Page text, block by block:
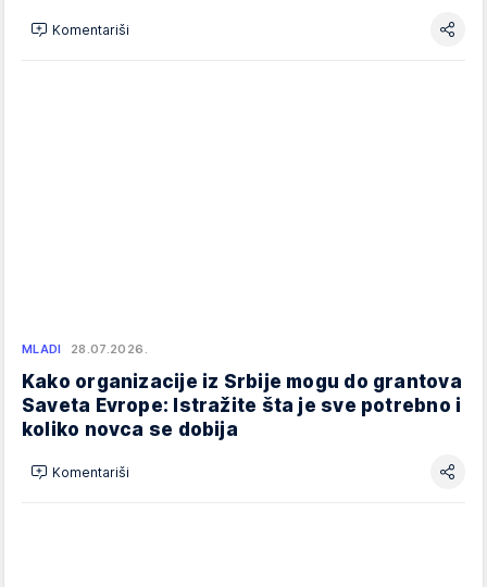
Komentariši
MLADI 28.07.2026.
Kako organizacije iz Srbije mogu do grantova
Saveta Evrope: Istražite šta je sve potrebno i
koliko novca se dobija
Komentariši